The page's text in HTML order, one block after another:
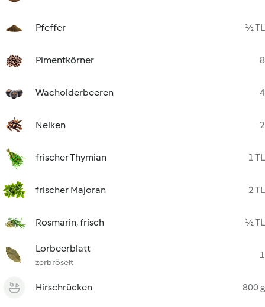
Pfeffer ½ TL
Pimentkörner 8
Wacholderbeeren 4
Nelken 2
frischer Thymian 1 TL
frischer Majoran 2 TL
Rosmarin, frisch ½ TL
Lorbeerblatt
zerbröselt
1
Hirschrücken 800 g